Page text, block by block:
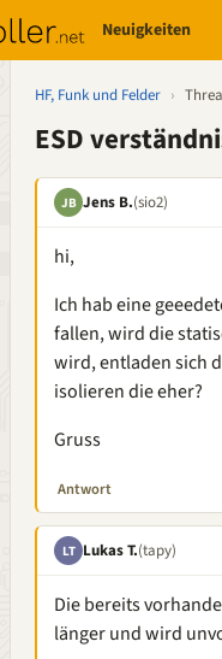
Neuigkeiten
HF, Funk und Felder ›
ESD
JB Jens B.(sio2)
hi,
Ich hab eine
fallen, wird die
wird, entladen sich
isolieren die eher?
Gruss
Antwort
LT Lukas T.(tapy)
Die bereits
länger und wird